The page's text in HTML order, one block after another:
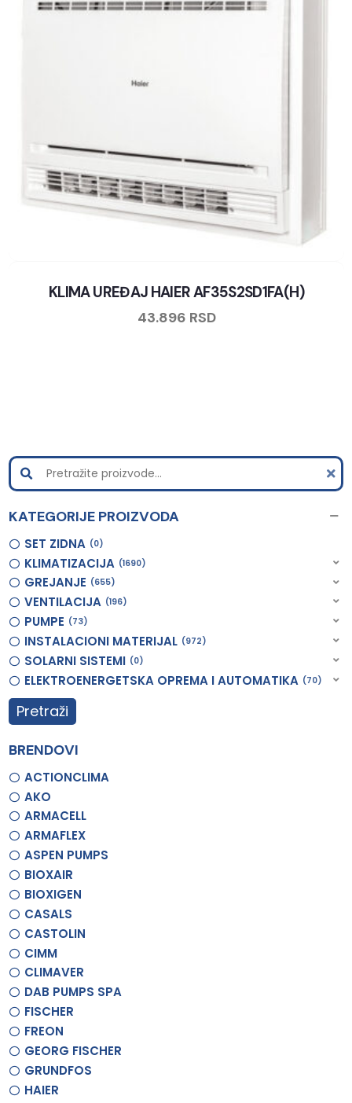
KLIMA UREĐAJ HAIER AF35S2SD1FA(H)
43.896 RSD
KATEGORIJE PROIZVODA
SET ZIDNA 0
KLIMATIZACIJA 1690
GREJANJE 655
VENTILACIJA 196
PUMPE 73
INSTALACIONI MATERIJAL 972
SOLARNI SISTEMI 0
ELEKTROENERGETSKA OPREMA I AUTOMATIKA 70
Pretraži
BRENDOVI
ACTIONCLIMA
AKO
ARMACELL
ARMAFLEX
ASPEN PUMPS
BIOXAIR
BIOXIGEN
CASALS
CASTOLIN
CIMM
CLIMAVER
DAB PUMPS SPA
FISCHER
FREON
GEORG FISCHER
GRUNDFOS
HAIER